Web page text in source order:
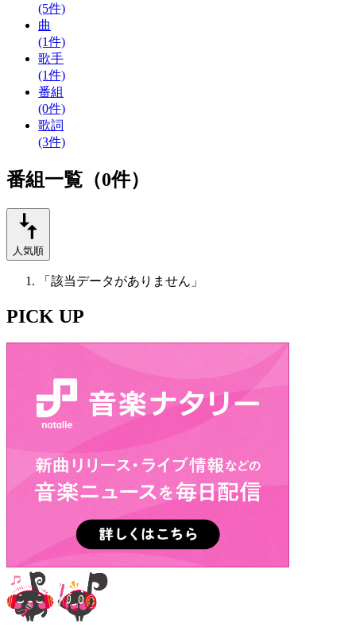
(5件)
曲
(1件)
歌手
(1件)
番組
(0件)
歌詞
(3件)
番組一覧（0件）
人気順
「該当データがありません」
PICK UP